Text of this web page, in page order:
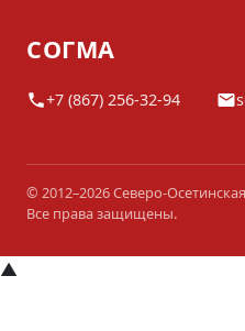
СОГМА
+7 (867) 256-32-94
© 2012–2026 Северо-
Все права защищены.
▲